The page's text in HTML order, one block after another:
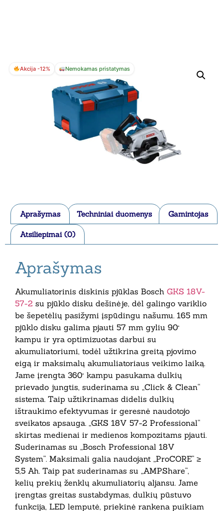
Akcija -12% Nemokamas pristatymas
Aprašymas Techniniai duomenys Gamintojas
Atsiliepimai (0)
Aprašymas
Akumuliatorinis diskinis pjūklas Bosch GKS 18V-
57-2 su pjūklo disku dešinėje, dėl galingo variklio
be šepetėlių pasižymi įspūdingu našumu. 165 mm
pjūklo disku galima pjauti 57 mm gyliu 90°
kampu ir yra optimizuotas darbui su
akumuliatoriumi, todėl užtikrina greitą pjovimo
eigą ir maksimalų akumuliatoriaus veikimo laiką.
Jame įrengta 360° kampu pasukama dulkių
prievado jungtis, suderinama su „Click & Clean“
sistema. Taip užtikrinamas didelis dulkių
ištraukimo efektyvumas ir geresnė naudotojo
sveikatos apsauga. „GKS 18V 57-2 Professional“
skirtas medienai ir medienos kompozitams pjauti.
Suderinamas su „Bosch Professional 18V
System“. Maksimali galia naudojant „ProCORE“ ≥
5,5 Ah. Taip pat suderinamas su „AMPShare“,
kelių prekių ženklų akumuliatorių aljansu. Jame
įrengtas greitas sustabdymas, dulkių pūstuvo
funkcija, LED lemputė, priekinė rankena puikiam